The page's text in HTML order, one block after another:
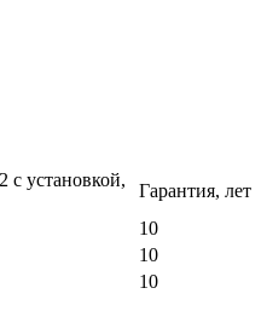
с установкой,
Гарантия, лет
10
10
10